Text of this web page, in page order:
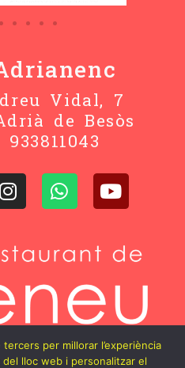
Vidal, 7
de Besòs
per millorar l’experiència
del lloc web i personalitzar el